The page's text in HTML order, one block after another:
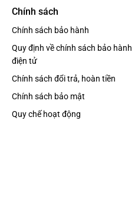
Chính sách
Chính sách bảo hành
Quy định về chính sách bảo hành
điện tử
Chính sách đổi trả, hoàn tiền
Chính sách bảo mật
Quy chế hoạt động